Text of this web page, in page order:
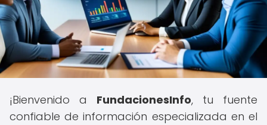
¡Bienvenido a FundacionesInfo, tu fuente
confiable de información especializada en el